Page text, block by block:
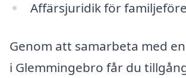
Affärsjuridik för
Genom att samarbeta med
i Glemmingebro får du